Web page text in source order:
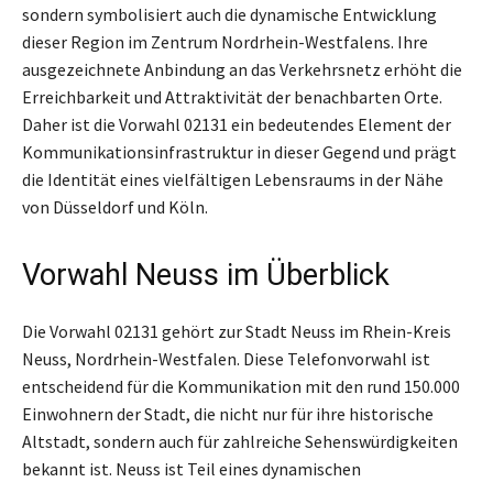
sondern symbolisiert auch die dynamische Entwicklung
dieser Region im Zentrum Nordrhein-Westfalens. Ihre
ausgezeichnete Anbindung an das Verkehrsnetz erhöht die
Erreichbarkeit und Attraktivität der benachbarten Orte.
Daher ist die Vorwahl 02131 ein bedeutendes Element der
Kommunikationsinfrastruktur in dieser Gegend und prägt
die Identität eines vielfältigen Lebensraums in der Nähe
von Düsseldorf und Köln.
Vorwahl Neuss im Überblick
Die Vorwahl 02131 gehört zur Stadt Neuss im Rhein-Kreis
Neuss, Nordrhein-Westfalen. Diese Telefonvorwahl ist
entscheidend für die Kommunikation mit den rund 150.000
Einwohnern der Stadt, die nicht nur für ihre historische
Altstadt, sondern auch für zahlreiche Sehenswürdigkeiten
bekannt ist. Neuss ist Teil eines dynamischen